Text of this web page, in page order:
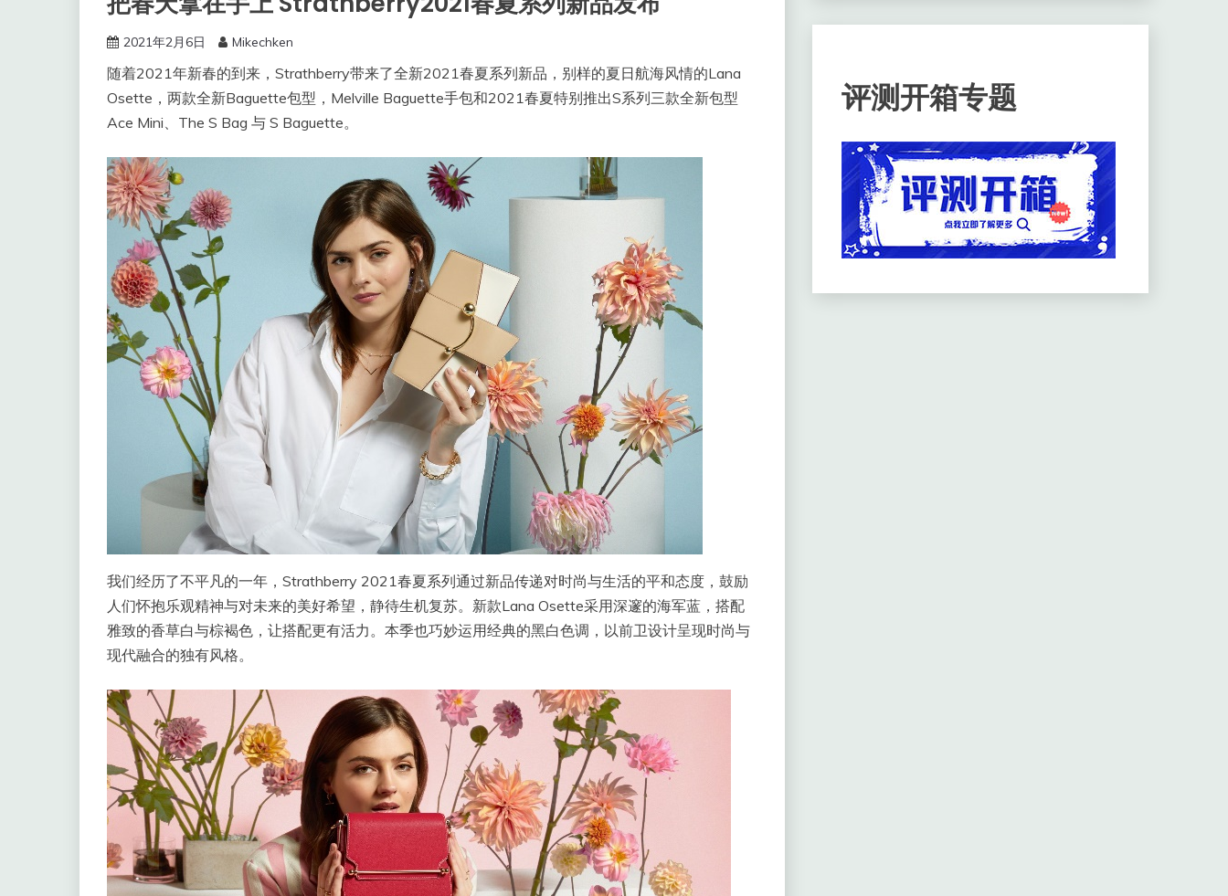
2021年2月6日 Mikechken
随着2021年新春的到来，Strathberry带来了全新2021春夏系列新品，别样的夏日航海风情的Lana
Osette，两款全新Baguette包型，Melville Baguette手包和2021春夏特别推出S系列三款全新包型
Ace Mini、The S Bag 与 S Baguette。
我们经历了不平凡的一年，Strathberry 2021春夏系列通过新品传递对时尚与生活的平和态度，鼓励
人们怀抱乐观精神与对未来的美好希望，静待生机复苏。新款Lana Osette采用深邃的海军蓝，搭配
雅致的香草白与棕褐色，让搭配更有活力。本季也巧妙运用经典的黑白色调，以前卫设计呈现时尚与
现代融合的独有风格。
评测开箱专题